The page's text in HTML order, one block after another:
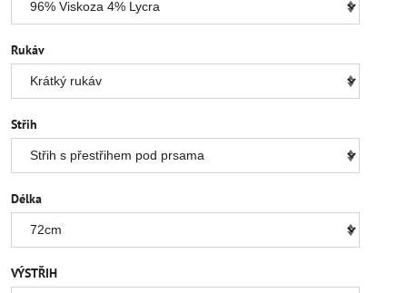
Rukáv
Střih
Délka
VÝSTŘIH